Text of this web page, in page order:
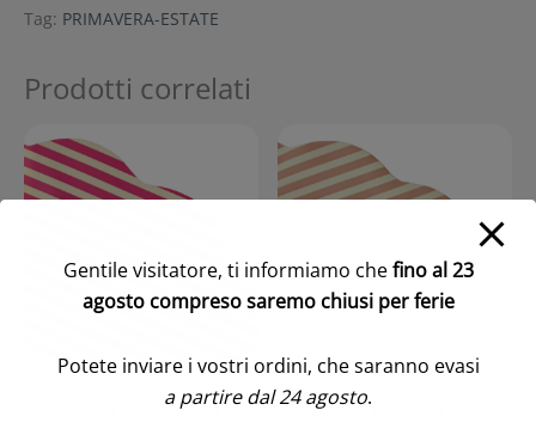
Tag: PRIMAVERA-ESTATE
Prodotti correlati
50 PZ. COPRIVASI
PERLATO DUNCA TINTA
50 PZ. COPRIVASI
PERLATO DUNCA TINTA
Gentile visitatore, ti informiamo chefino al 23
agosto compreso saremo chiusi per ferie
Potete inviare i vostri ordini, che saranno evasi
a partire dal 24 agosto.